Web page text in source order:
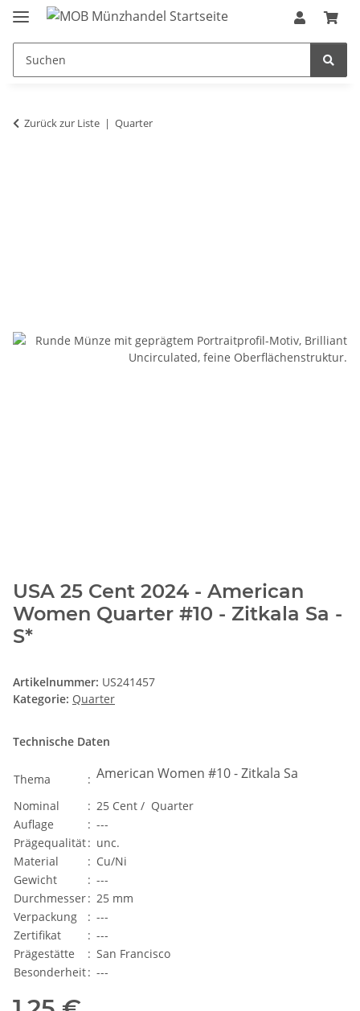
Zurück zur Liste Quarter
USA 25 Cent 2024 - American
Women Quarter #10 - Zitkala Sa -
S*
Artikelnummer: US241457
Kategorie: Quarter
Technische Daten
Thema : American Women #10 - Zitkala Sa
Nominal : 25 Cent / Quarter
Auflage
: ---
Prägequalität: unc.
Material
: Cu/Ni
Gewicht
: ---
Durchmesser: 25 mm
Verpackung
: ---
Zertifikat
: ---
Prägestätte
: San Francisco
Besonderheit: ---